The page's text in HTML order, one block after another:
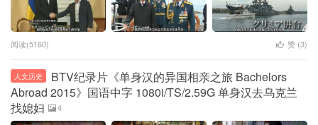
阅读(5160) 赞 (3)
人文历史
BTV纪录片《单身汉的异国相亲之旅 Bachelors
Abroad 2015》国语中字 1080i/TS/2.59G 单身汉去乌克兰
找媳妇
4